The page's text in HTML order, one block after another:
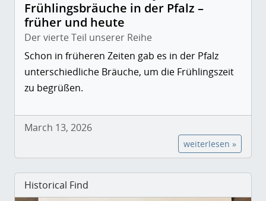
Frühlingsbräuche in der Pfalz –
früher und heute
Der vierte Teil unserer Reihe
Schon in früheren Zeiten gab es in der Pfalz
unterschiedliche Bräuche, um die Frühlingszeit
zu begrüßen.
March 13, 2026
weiterlesen »
Historical Find